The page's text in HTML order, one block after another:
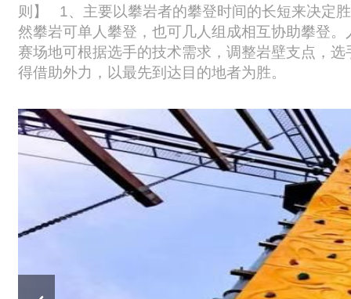
则】 1、主要以攀岩者的攀登时间的长短来决定
然攀岩可单人攀登，也可几人组成相互协助攀登。
赛场地可根据选手的技术需求，调整岩壁支点，选
得借助外力，以最先到达目的地者为胜。